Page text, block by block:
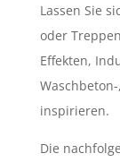
Lassen Sie
oder
Effekten,
inspirieren.
Die